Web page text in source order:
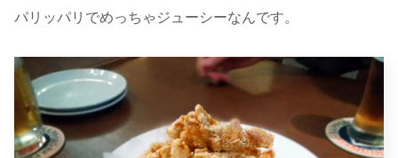
パリッパリでめっちゃジューシーなんです。